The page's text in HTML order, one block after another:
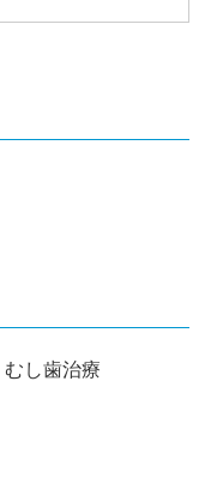
むし歯治療